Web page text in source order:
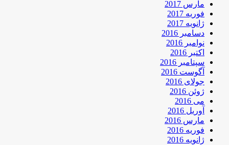
مارس 2017
فوریه 2017
ژانویه 2017
دسامبر 2016
نوامبر 2016
اکتبر 2016
سپتامبر 2016
آگوست 2016
جولای 2016
ژوئن 2016
می 2016
آوریل 2016
مارس 2016
فوریه 2016
ژانویه 2016